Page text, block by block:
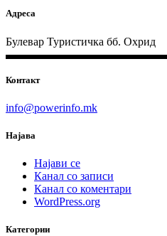
Адреса
Булевар Туристичка бб. Охрид
Контакт
info@powerinfo.mk
Најава
Најави се
Канал со записи
Канал со коментари
WordPress.org
Категории